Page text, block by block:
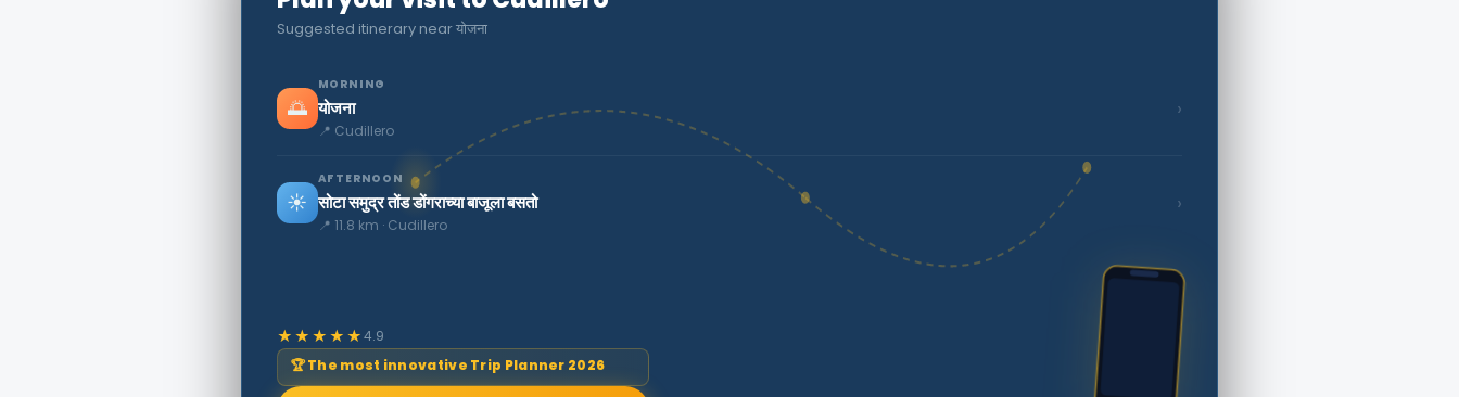
Suggested itinerary near योजना
🌅
MORNING
योजना
📍 Cudillero
›
☀️
AFTERNOON
सोटा समुद्र तोंड डोंगराच्या बाजूला बसतो
📍 11.8 km · Cudillero
›
★★★★★4.9
🏆 The most innovative Trip Planner 2026